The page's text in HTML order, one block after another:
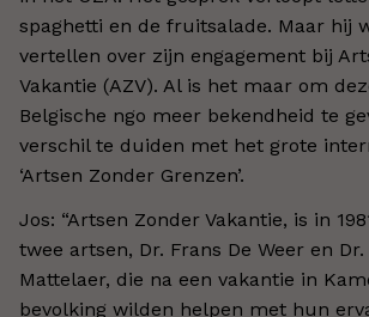
spaghetti en de fruitsalade. Maar hij
vertellen over zijn engagement bij
Vakantie (AZV). Al is het maar om
Belgische ngo meer bekendheid te
verschil te duiden met het grote
‘Artsen Zonder Grenzen’.
Jos: “Artsen Zonder Vakantie, is in
twee artsen, Dr. Frans De Weer en
Mattelaer, die na een vakantie in
bevolking wilden helpen met hun